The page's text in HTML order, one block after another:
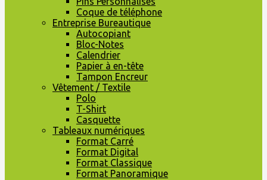
Coque de téléphone
Entreprise Bureautique
Autocopiant
Bloc-Notes
Calendrier
Papier à en-tête
Tampon Encreur
Vêtement / Textile
Polo
T-Shirt
Casquette
Tableaux numériques
Format Carré
Format Digital
Format Classique
Format Panoramique